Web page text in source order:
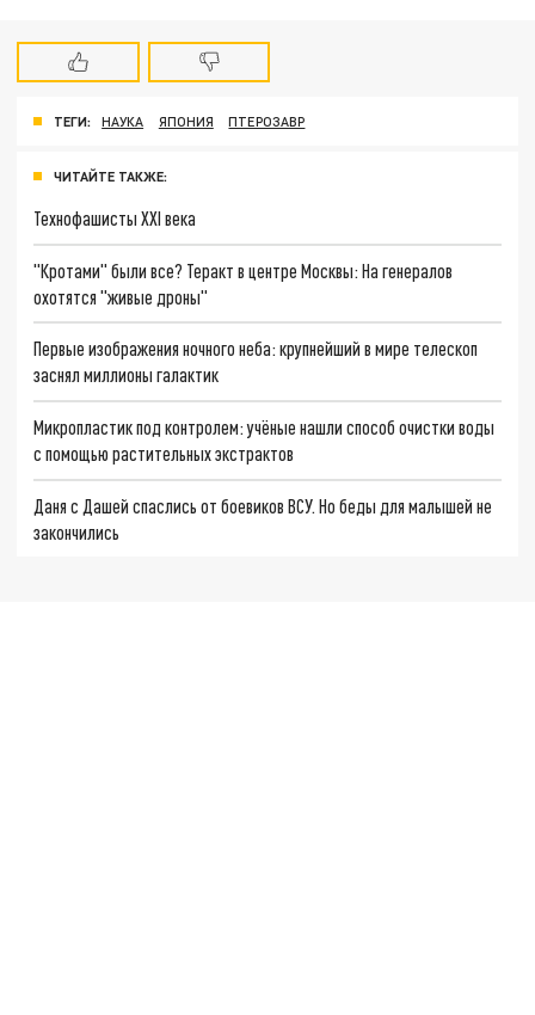
ТЕГИ: НАУКА ЯПОНИЯ ПТЕРОЗАВР
ЧИТАЙТЕ ТАКЖЕ:
Технофашисты XXI века
"Кротами" были все? Теракт в центре Москвы: На генералов
охотятся "живые дроны"
Первые изображения ночного неба: крупнейший в мире телескоп
заснял миллионы галактик
Микропластик под контролем: учёные нашли способ очистки воды
с помощью растительных экстрактов
Даня с Дашей спаслись от боевиков ВСУ. Но беды для малышей не
закончились